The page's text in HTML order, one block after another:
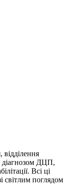
відділення
діагнозом ДЦП,
Всі ці
світлим поглядом